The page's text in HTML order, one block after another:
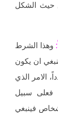
حيث الشكل
وهذا الشرط
ان يكون
الامر الذي
فعلى سبيل
فينبغي